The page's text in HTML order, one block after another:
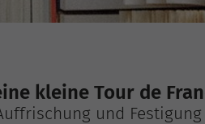
kleine Tour de
und